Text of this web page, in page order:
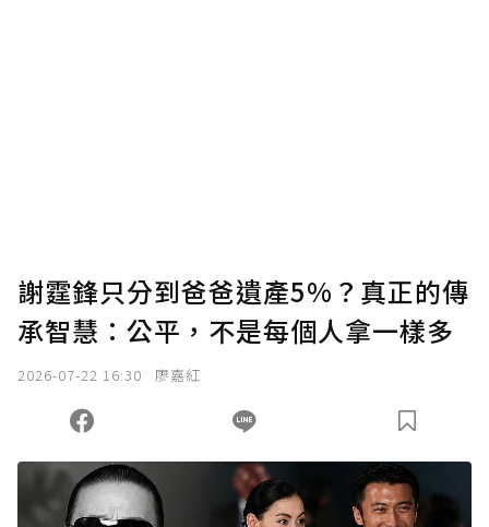
謝霆鋒只分到爸爸遺產5%？真正的傳
承智慧：公平，不是每個人拿一樣多
2026-07-22 16:30 廖嘉紅